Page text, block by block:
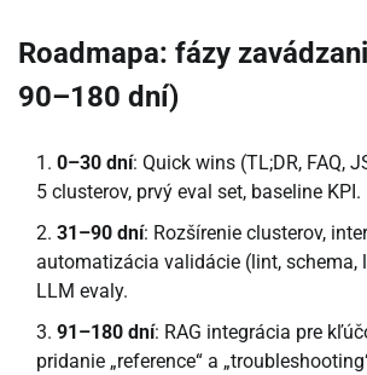
Roadmapa: fázy
90–180 dní)
0–30 dní: Quick wins (TL;DR, FAQ,
5 clusterov, prvý eval set, baseline KPI.
31–90 dní: Rozšírenie clusterov,
automatizácia validácie (lint, schema,
LLM evaly.
91–180 dní: RAG integrácia pre
pridanie „reference“ a